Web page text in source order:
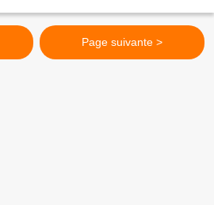
Page suivante >